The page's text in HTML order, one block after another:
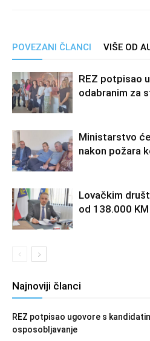
POVEZANI ČLANCI VIŠE OD
REZ potpisao
odabranim za
Ministarstvo
nakon požara
Lovačkim
od 138.000 KM
Najnoviji članci
REZ potpisao ugovore s
osposobljavanje